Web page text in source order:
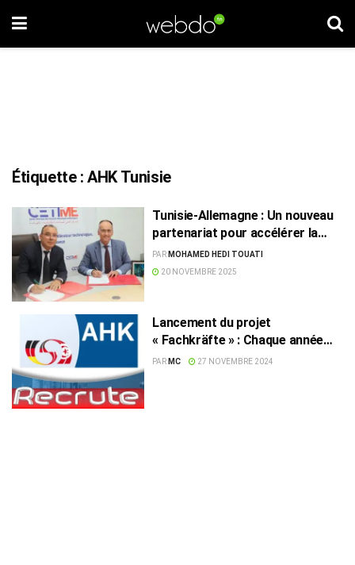
Étiquette :AHK Tunisie
Tunisie-Allemagne : Un nouveau
partenariat pour accélérer la
modernisation industrielle
PAR MOHAMED HEDI TOUATI
20 NOVEMBRE 2025
Lancement du projet
« Fachkräfte » : Chaque année
100 talents tunisiens
PAR MC 27 NOVEMBRE 2024